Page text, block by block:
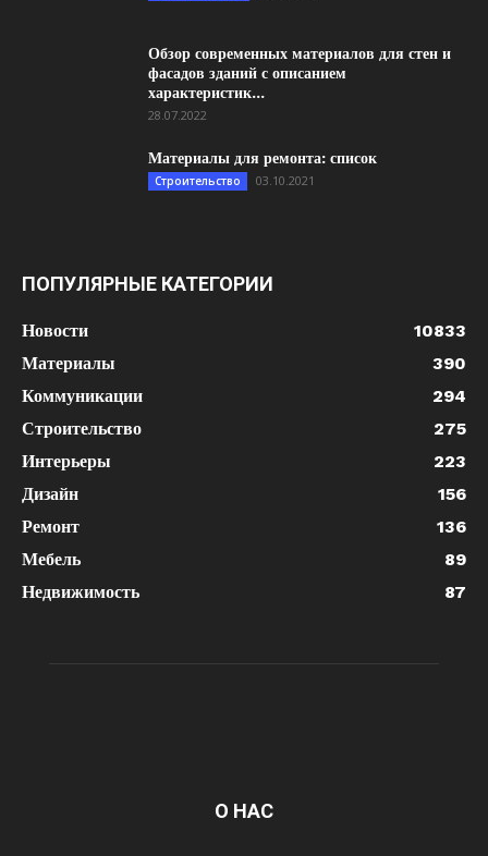
Обзор современных материалов для стен и
фасадов зданий с описанием
характеристик...
28.07.2022
Материалы для ремонта: список
Строительство 03.10.2021
ПОПУЛЯРНЫЕ КАТЕГОРИИ
Новости
10833
Материалы
390
Коммуникации
294
Строительство
275
Интерьеры
223
Дизайн
156
Ремонт
136
Мебель
89
Недвижимость
87
О НАС